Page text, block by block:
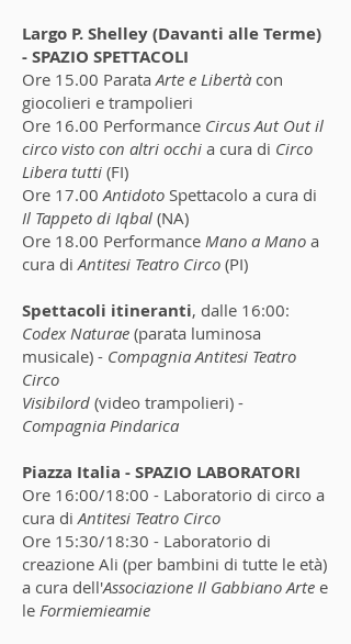
Largo P. Shelley (Davanti alle Terme)
- SPAZIO SPETTACOLI
Ore 15.00 ParataArte e Libertà con
giocolieri e trampolieri
Ore 16.00 Performance Circus Aut Out il
circo visto con altri occhi a cura di Circo
Libera tutti (FI)
Ore 17.00Antidoto Spettacolo a cura di
Il Tappeto di Iqbal (NA)
Ore 18.00 Performance Mano a Mano a
cura diAntitesi Teatro Circo (PI)
Spettacoli itineranti, dalle 16:00:
Codex Naturae (parata luminosa
musicale) - Compagnia Antitesi Teatro
Circo
Visibilord (video trampolieri) -
Compagnia Pindarica
Piazza Italia - SPAZIO LABORATORI
Ore 16:00/18:00 - Laboratorio di circo a
cura diAntitesi Teatro Circo
Ore 15:30/18:30 - Laboratorio di
creazione Ali (per bambini di tutte le età)
a cura dell'Associazione Il Gabbiano Arte e
le Formiemieamie